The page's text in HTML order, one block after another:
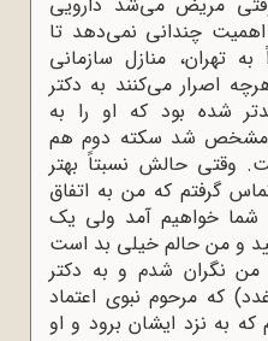
چندانی نمی‌دهد تا
تهران، منازل سازمانی
اصرار می‌کنند به دکتر
شده بود که او را به
و مشخص شد سکته دوم هم
وقتی حالش نسبتاً بهتر
گرفتم که من به اتفاق
شما خواهیم آمد ولی یک
و من حالم خیلی بد است
نگران شدم و به دکتر
که مرحوم نبوی اعتماد
به نزد ایشان برود و او